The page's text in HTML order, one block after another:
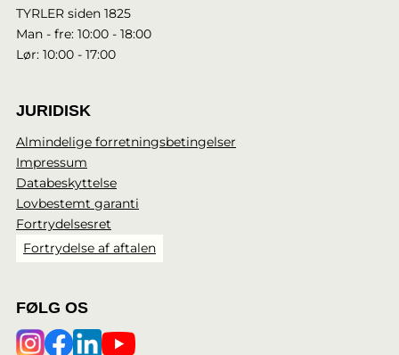
TYRLER siden 1825
Man - fre: 10:00 - 18:00
Lør: 10:00 - 17:00
JURIDISK
Almindelige forretningsbetingelser
Impressum
Databeskyttelse
Lovbestemt garanti
Fortrydelsesret
Fortrydelse af aftalen
FØLG OS